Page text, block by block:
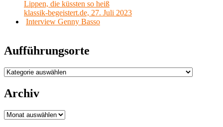
Lippen, die küssten so heiß
klassik-begeistert.de, 27. Juli 2023
Interview Genny Basso
Aufführungsorte
Aufführungsorte
Archiv
Archiv